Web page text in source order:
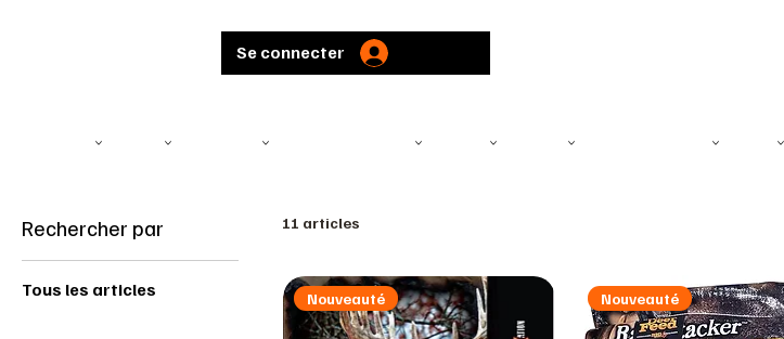
Se connecter
Rechercher par
Tous les articles
11 articles
Nouveauté Nouveauté